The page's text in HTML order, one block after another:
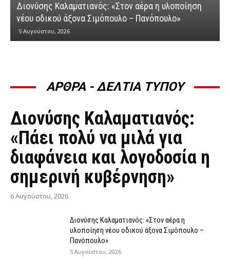
Διονύσης Καλαματιανός: «Στον αέρα η υλοποίηση
νέου οδικού άξονα Σιμόπουλο – Πανόπουλο»
5 Αυγούστου, 2026
ΑΡΘΡΑ - ΔΕΛΤΙΑ ΤΥΠΟΥ
ΆΡΘΡΑ - ΔΕΛΤΊΑ ΤΎΠΟΥ
Διονύσης Καλαματιανός:
«Πάει πολύ να μιλά για
διαφάνεια και λογοδοσία η
σημερινή κυβέρνηση»
6 Αυγούστου, 2026
Διονύσης Καλαματιανός: «Στον αέρα η
υλοποίηση νέου οδικού άξονα Σιμόπουλο –
Πανόπουλο»
5 Αυγούστου, 2026